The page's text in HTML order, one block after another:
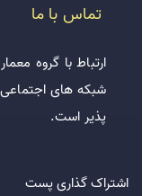
تماس با ما
ارتباط با گروه
شبکه های اجتماعی
پذیر است.
اشتراک گذاری پست